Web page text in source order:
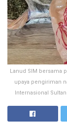
Lanud SIM bersama
upaya pengiriman
Internasional